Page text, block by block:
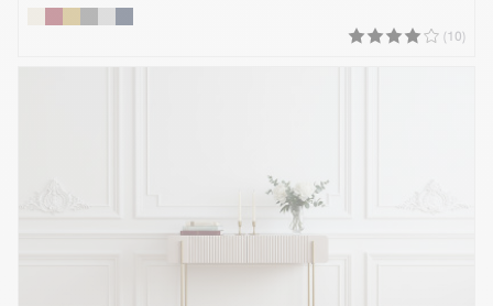
(10)